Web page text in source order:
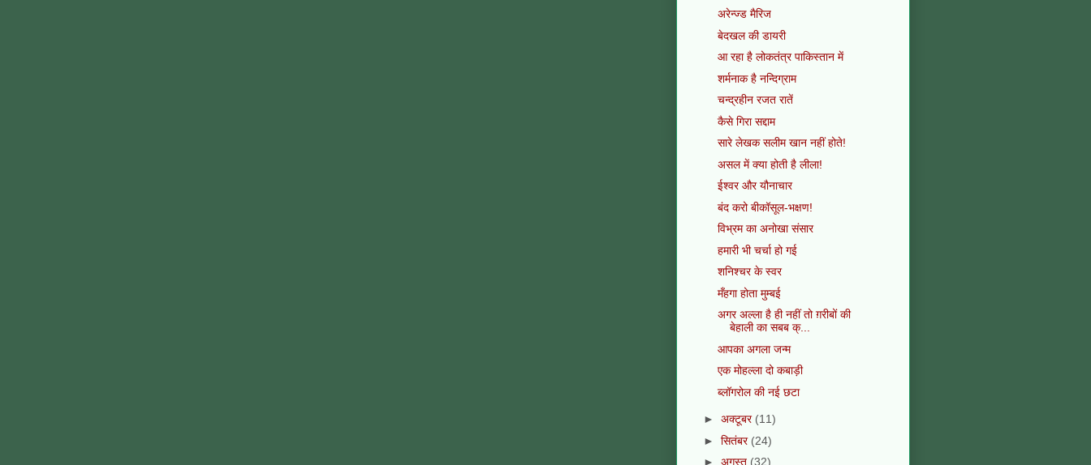
अरेन्ज्ड मैरिज
बेदखल की डायरी
आ रहा है लोकतंत्र पाकिस्तान में
शर्मनाक है नन्दिग्राम
चन्द्रहीन रजत रातें
कैसे गिरा सद्दाम
सारे लेखक सलीम खान नहीं होते!
असल में क्या होती है लीला!
ईश्वर और यौनाचार
बंद करो बीकॉसूल-भक्षण!
विभ्रम का अनोखा संसार
हमारी भी चर्चा हो गई
शनिश्चर के स्वर
मँहगा होता मुम्बई
अगर अल्ला है ही नहीं तो ग़रीबों की
बेहाली का सबब क्...
आपका अगला जन्म
एक मोहल्ला दो कबाड़ी
ब्लॉगरोल की नई छटा
► अक्टूबर (11)
► सितंबर (24)
► अगस्त (32)